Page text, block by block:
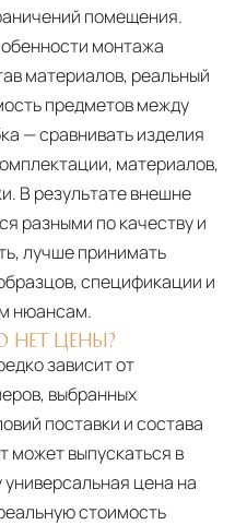
помещения.
монтажа
материалов, реальный
предметов между
— сравнивать изделия
материалов,
В результате внешне
разными по качеству и
лучше принимать
спецификации и
нюансам.
НЕТ ЦЕНЫ?
зависит от
выбранных
поставки и состава
может выпускаться в
цена на
стоимость